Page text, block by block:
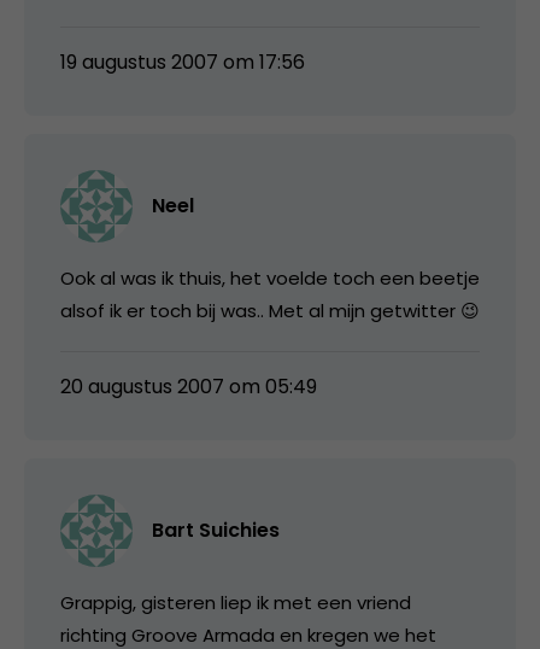
19 augustus 2007 om 17:56
Neel
Ook al was ik thuis, het voelde toch een beetje
alsof ik er toch bij was.. Met al mijn getwitter 😉
20 augustus 2007 om 05:49
Bart Suichies
Grappig, gisteren liep ik met een vriend
richting Groove Armada en kregen we het